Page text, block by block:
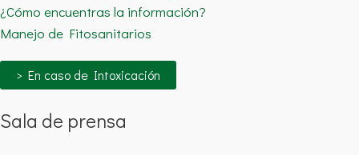
¿Cómo encuentras la información?
Manejo de Fitosanitarios
> En caso de Intoxicación
Sala de prensa